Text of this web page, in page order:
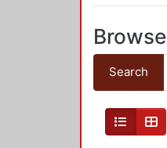
Browse
Search